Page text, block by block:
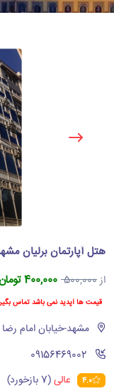
هتل آپارتمان برلیان
از500,000 400,000 تومان
قیمت ها آپدید نمی باشد تماس
مشهد-خیابان امام
‪09156469002‬
4.0 عالی(7 بازخورد)